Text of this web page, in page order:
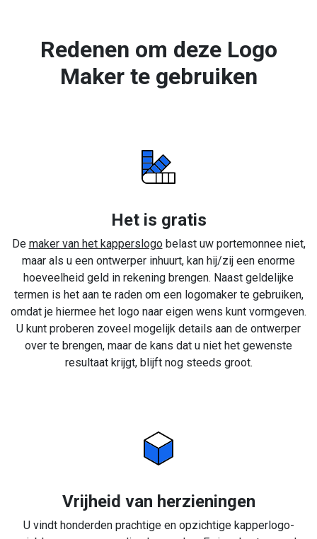
Redenen om deze Logo
Maker te gebruiken
Het is gratis
De maker van het kapperslogobelast uw portemonnee niet,
maar als u een ontwerper inhuurt, kan hij/zij een enorme
hoeveelheid geld in rekening brengen. Naast geldelijke
termen is het aan te raden om een logomaker te gebruiken,
omdat je hiermee het logo naar eigen wens kunt vormgeven.
U kunt proberen zoveel mogelijk details aan de ontwerper
over te brengen, maar de kans dat u niet het gewenste
resultaat krijgt, blijft nog steeds groot.
Vrijheid van herzieningen
U vindt honderden prachtige en opzichtige kapperlogo-